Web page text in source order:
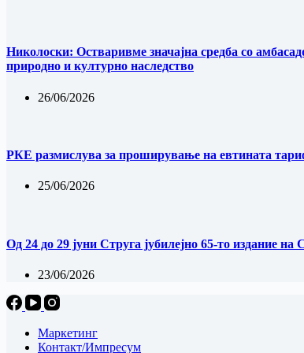
Николоски: Остваривме значајна средба со
природно и културно наследство
26/06/2026
РКЕ размислува за проширување на евтината
25/06/2026
Од 24 до 29 јуни Струга јубилејно 65-то издание на
23/06/2026
Маркетинг
Контакт/Импресум